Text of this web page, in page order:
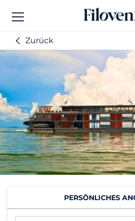
Zurück
PERSÖNLICHES